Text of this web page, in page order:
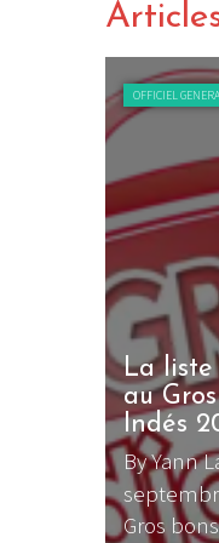
OFFICIEL
La liste
au
Indés
By Yann
Gros